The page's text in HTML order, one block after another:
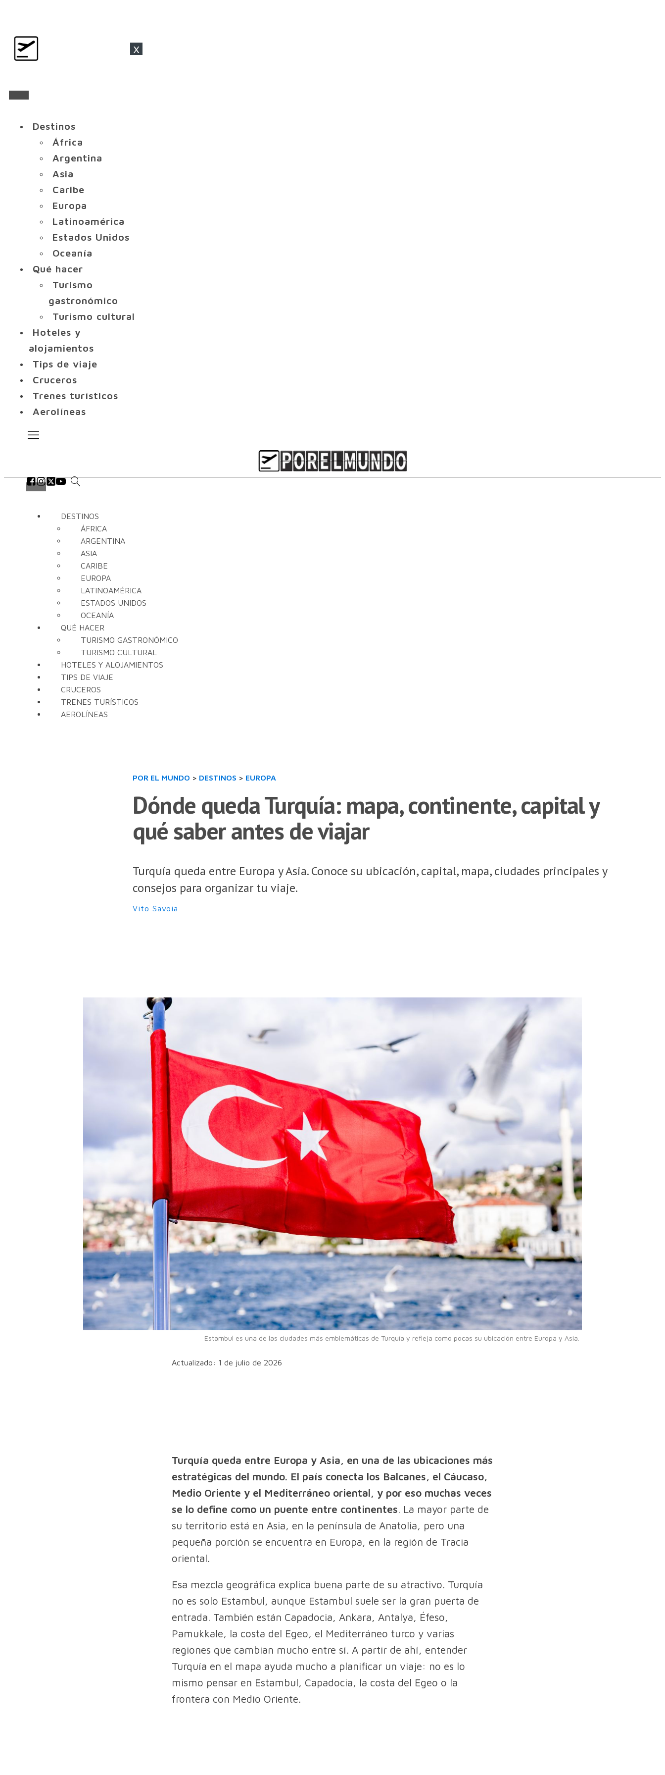
x
Destinos
África
Argentina
Asia
Caribe
Europa
Latinoamérica
Estados Unidos
Oceanía
Qué hacer
Turismo
gastronómico
Turismo cultural
Hoteles y
alojamientos
Tips de viaje
Cruceros
Trenes turísticos
Aerolíneas
DESTINOS
ÁFRICA
ARGENTINA
ASIA
CARIBE
EUROPA
LATINOAMÉRICA
ESTADOS UNIDOS
OCEANÍA
QUÉ HACER
TURISMO GASTRONÓMICO
TURISMO CULTURAL
HOTELES Y ALOJAMIENTOS
TIPS DE VIAJE
CRUCEROS
TRENES TURÍSTICOS
AEROLÍNEAS
POR EL MUNDO > DESTINOS > EUROPA
Dónde queda Turquía: mapa, continente, capital y
qué saber antes de viajar
Turquía queda entre Europa y Asia. Conoce su ubicación, capital, mapa, ciudades principales y
consejos para organizar tu viaje.
Vito Savoia
Estambul es una de las ciudades más emblemáticas de Turquía y refleja como pocas su ubicación entre Europa y Asia.
Actualizado: 1 de julio de 2026
Turquía queda entre Europa y Asia, en una de las ubicaciones más
estratégicas del mundo. El país conecta los Balcanes, el Cáucaso,
Medio Oriente y el Mediterráneo oriental, y por eso muchas veces
se lo define como un puente entre continentes. La mayor parte de
su territorio está en Asia, en la península de Anatolia, pero una
pequeña porción se encuentra en Europa, en la región de Tracia
oriental.
Esa mezcla geográfica explica buena parte de su atractivo. Turquía
no es solo Estambul, aunque Estambul suele ser la gran puerta de
entrada. También están Capadocia, Ankara, Antalya, Éfeso,
Pamukkale, la costa del Egeo, el Mediterráneo turco y varias
regiones que cambian mucho entre sí. A partir de ahí, entender
Turquía en el mapa ayuda mucho a planificar un viaje: no es lo
mismo pensar en Estambul, Capadocia, la costa del Egeo o la
frontera con Medio Oriente.